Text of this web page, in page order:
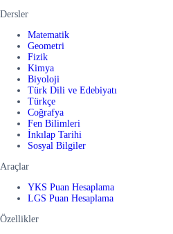
Dersler
Matematik
Geometri
Fizik
Kimya
Biyoloji
Türk Dili ve Edebiyatı
Türkçe
Coğrafya
Fen Bilimleri
İnkılap Tarihi
Sosyal Bilgiler
Araçlar
YKS Puan Hesaplama
LGS Puan Hesaplama
Özellikler